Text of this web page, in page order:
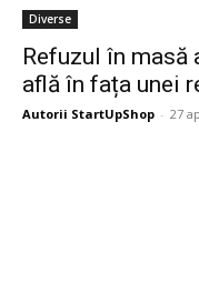
Diverse
Refuzul în masă
află în fața unei
Autorii StartUpShop - 27